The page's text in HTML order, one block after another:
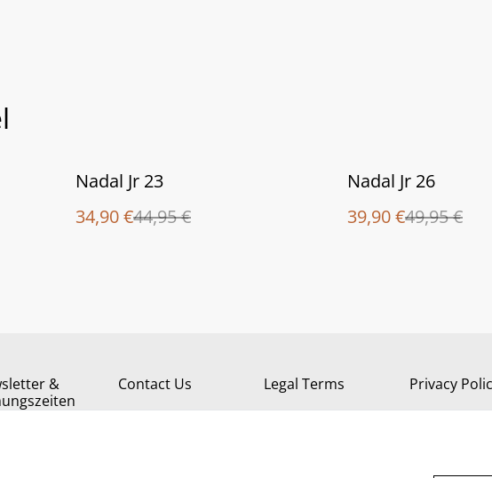
%
Nadal Jr 23
34,90 €44,95 €
%
Nadal Jr 26
39,90 €49,95 €
&
Contact Us Legal Terms Privacy